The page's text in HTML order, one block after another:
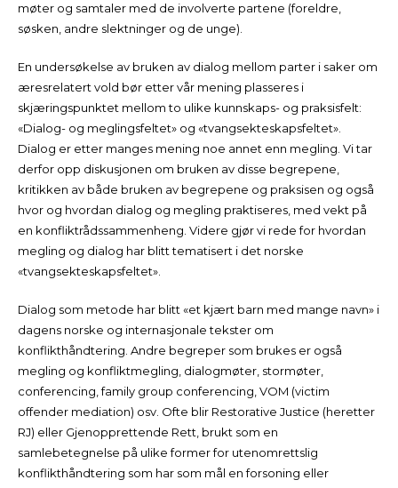
møter og samtaler med de involverte partene (foreldre,
søsken, andre slektninger og de unge).
En undersøkelse av bruken av dialog mellom parter i saker om
æresrelatert vold bør etter vår mening plasseres i
skjæringspunktet mellom to ulike kunnskaps- og praksisfelt:
«Dialog- og meglingsfeltet» og «tvangsekteskapsfeltet».
Dialog er etter manges mening noe annet enn megling. Vi tar
derfor opp diskusjonen om bruken av disse begrepene,
kritikken av både bruken av begrepene og praksisen og også
hvor og hvordan dialog og megling praktiseres, med vekt på
en konfliktrådssammenheng. Videre gjør vi rede for hvordan
megling og dialog har blitt tematisert i det norske
«tvangsekteskapsfeltet».
Dialog som metode har blitt «et kjært barn med mange navn» i
dagens norske og internasjonale tekster om
konflikthåndtering. Andre begreper som brukes er også
megling og konfliktmegling, dialogmøter, stormøter,
conferencing, family group conferencing, VOM (victim
offender mediation) osv. Ofte blir Restorative Justice (heretter
RJ) eller Gjenopprettende Rett, brukt som en
samlebetegnelse på ulike former for utenomrettslig
konflikthåndtering som har som mål en forsoning eller